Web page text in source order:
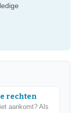
rechten
aankomt? Als